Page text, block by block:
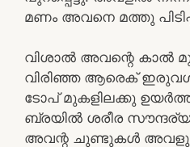
മണം അവനെ മത്തു
വിശാൽ അവന്റെ കാൽ
വിരിഞ്ഞ ആരെക്
ടോപ് മുകളിലക്കു
ബ്രയിൽ ശരീര
അവന്റ ചുണ്ടുകൾ